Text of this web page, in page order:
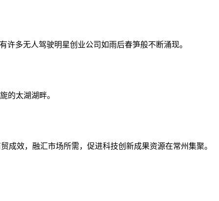
多无人驾驶明星创业公司如雨后春笋般不断涌现。
的太湖湖畔。
成效，融汇市场所需，促进科技创新成果资源在常州集聚。